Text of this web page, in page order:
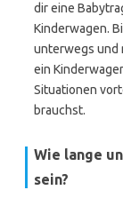
dir eine
Kinderwagen.
unterwegs und
ein
Situationen
brauchst.
Wie lange
sein?